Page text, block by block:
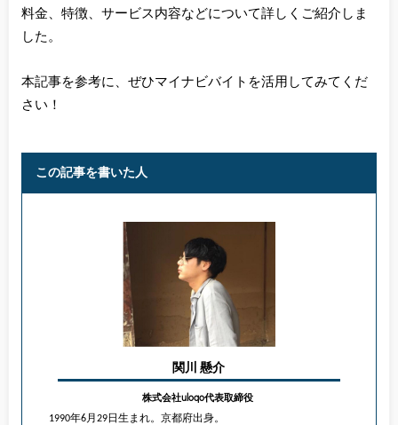
料金、特徴、サービス内容などについて詳しくご紹介しま
した。
本記事を参考に、ぜひマイナビバイトを活用してみてくだ
さい！
この記事を書いた人
関川 懸介
株式会社uloqo代表取締役
1990年6月29日生まれ。京都府出身。